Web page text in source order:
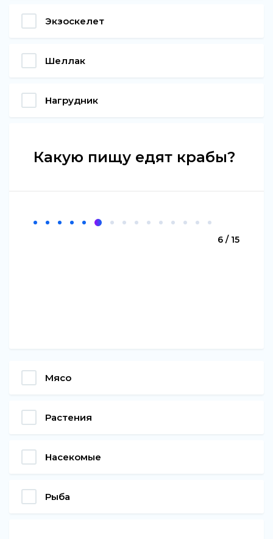
Экзоскелет
Шеллак
Нагрудник
Какую пищу едят крабы?
6 / 15
Мясо
Растения
Насекомые
Рыба